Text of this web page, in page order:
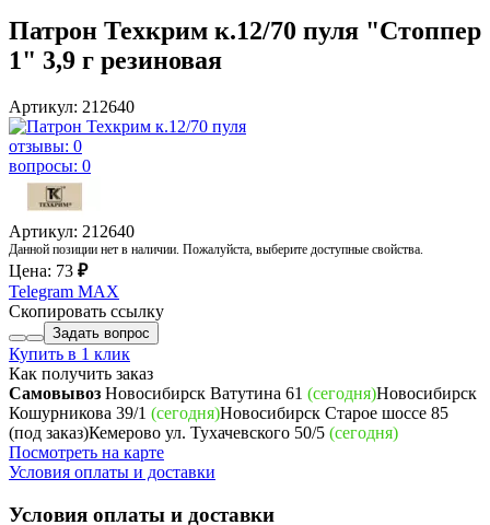
Патрон Техкрим к.12/70 пуля "Стоппер
1" 3,9 г резиновая
Артикул: 212640
отзывы: 0
вопросы: 0
Артикул: 212640
Данной позиции нет в наличии. Пожалуйста, выберите доступные свойства.
Цена: 73 ₽
Telegram MAX
Скопировать ссылку
Задать вопрос
Купить в 1 клик
Как получить заказ
Самовывоз Новосибирск Ватутина 61 (сегодня)Новосибирск
Кошурникова 39/1 (сегодня)Новосибирск Старое шоссе 85
(под заказ)Кемерово ул. Тухачевского 50/5 (сегодня)
Посмотреть на карте
Условия оплаты и доставки
Условия оплаты и доставки